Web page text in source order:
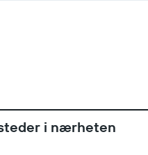
i nærheten